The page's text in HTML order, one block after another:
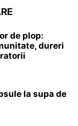
de plop:
dureri
la supa de